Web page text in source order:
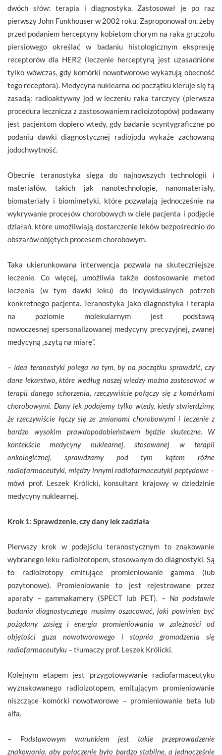
dwóch słów: terapia i diagnostyka. Zastosował je po raz
pierwszy John Funkhouser w 2002 roku. Zaproponował on, żeby
przed podaniem herceptyny kobietom chorym na raka gruczołu
piersiowego określać w badaniu histologicznym ekspresję
receptorów dla HER2 (leczenie herceptyną jest uzasadnione
tylko wówczas, gdy komórki nowotworowe wykazują obecność
tego receptora). Medycyna nuklearna od początku kieruje się tą
zasadą: radioaktywny jod w leczeniu raka tarczycy (pierwsza
procedura lecznicza z zastosowaniem radioizotopów) podawany
jest pacjentom dopiero wtedy, gdy badanie scyntygraficzne po
podaniu dawki diagnostycznej radiojodu wykaże zachowaną
jodochwytność.
Obecnie teranostyka sięga do najnowszych technologii i
materiałów, takich jak nanotechnologie, nanomateriały,
biomateriały i biomimetyki, które pozwalają jednocześnie na
wykrywanie procesów chorobowych w ciele pacjenta i podjęcie
działań, które umożliwiają dostarczenie leków bezpośrednio do
obszarów objętych procesem chorobowym.
Taka ukierunkowana interwencja pozwala na skuteczniejsze
leczenie. Co więcej, umożliwia także dostosowanie metod
leczenia (w tym dawki leku) do indywidualnych potrzeb
konkretnego pacjenta. Teranostyka jako diagnostyka i terapia
na poziomie molekularnym jest podstawą
nowoczesnej spersonalizowanej medycyny precyzyjnej, zwanej
medycyną „szytą na miarę”.
– Idea teranostyki polega na tym, by na początku sprawdzić, czy
dane lekarstwo, które według naszej wiedzy można zastosować w
terapii danego schorzenia, rzeczywiście połączy się z komórkami
chorobowymi. Dany lek podajemy tylko wtedy, kiedy stwierdzimy,
że rzeczywiście łączy się ze zmianami chorobowymi i leczenie z
bardzo wysokim prawdopodobieństwem będzie skuteczne. W
kontekście medycyny nuklearnej, stosowanej w terapii
onkologicznej, sprawdzamy pod tym kątem różne
radiofarmaceutyki, między innymi radiofarmaceutyki peptydowe –
mówi prof. Leszek Królicki, konsultant krajowy w dziedzinie
medycyny nuklearnej.
Krok 1: Sprawdzenie, czy dany lek zadziała
Pierwszy krok w podejściu teranostycznym to znakowanie
wybranego leku radioizotopem, stosowanym do diagnostyki. Są
to radioizotopy emitujące promieniowanie gamma (lub
pozytonowe). Promieniowanie to jest rejestrowane przez
aparaty – gammakamery (SPECT lub PET). – Na podstawie
badania diagnostycznego musimy oszacować, jaki powinien być
pożądany zasięg i energia promieniowania w zależności od
objętości guza nowotworowego i stopnia gromadzenia się
radiofarmaceutyku – tłumaczy prof. Leszek Królicki.
Kolejnym etapem jest przygotowywanie radiofarmaceutyku
wyznakowanego radioizotopem, emitującym promieniowanie
niszczące komórki nowotworowe – promieniowanie beta lub
alfa.
– Podstawowym warunkiem jest takie przeprowadzenie
znakowania, aby połączenie było bardzo stabilne, a jednocześnie